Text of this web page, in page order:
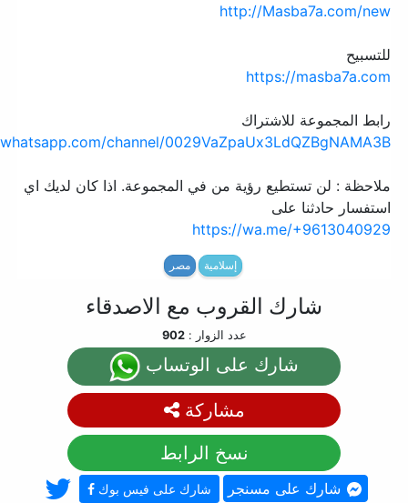
http://Masba7a.com/new
للتسبيح
https://masba7a.com
رابط المجموعة للاشتراك
channel/0029VaZpaUx3LdQZBgNAMA3B
ملاحظة : لن تستطيع رؤية من في المجموعة. اذا كان لديك اي
استفسار حادثنا على
https://wa.me/+9613040929
مصر إسلامية
شارك القروب مع الاصدقاء
عدد الزوار :902
شارك على الوتساب
مشاركة
نسخ الرابط
شارك على فيس بوك شارك على مسنجر